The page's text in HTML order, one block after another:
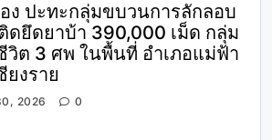
อง ปะทะกลุ่มขบวนการลักลอบ
ดยึดยาบ้า 390,000 เม็ด กลุ่ม
วิต 3 ศพ ในพื้นที่ อำเภอแม่ฟ้า
ยงราย
2026 0